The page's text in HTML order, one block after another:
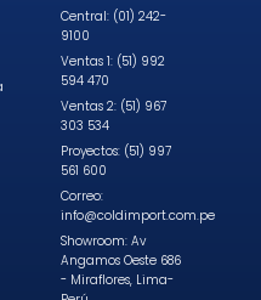
Central: (01) 242-
9100
Ventas 1: (51) 992
594 470
Ventas 2: (51) 967
303 534
Proyectos: (51) 997
561 600
Correo:
info@coldimport.com.pe
Showroom: Av
Angamos Oeste 686
- Miraflores, Lima-